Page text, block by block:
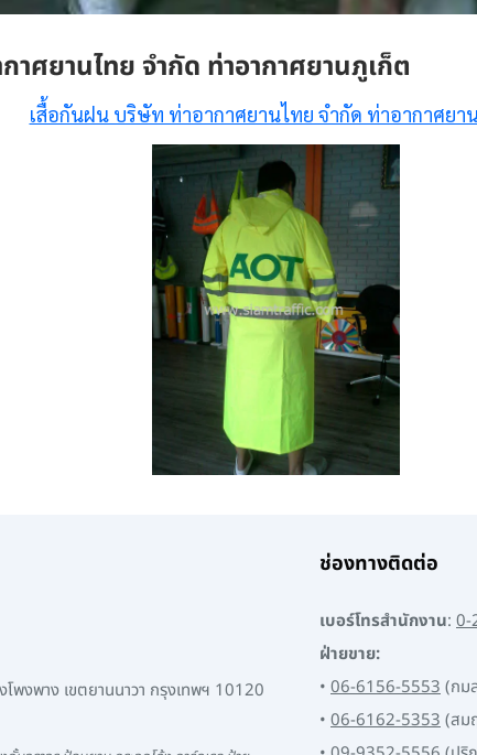
าศยานไทย จำกัด ท่าอากาศยานภูเก็ต
เสื้อกันฝน บริษัท ท่าอากาศยานไทย จำกัด ท่าอากาศยา
พงพาง เขตยานนาวา กรุงเทพฯ 10120
ช่องทางติดต่อ
เบอร์โทรสำนักงาน: 0-
ฝ่ายขาย:
• 06-6156-5553(กม
• 06-6162-5353(สม